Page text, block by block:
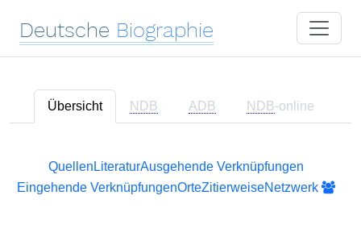
Deutsche Biographie
Übersicht NDB ADB NDB-online
Quellen LiteraturAusgehende Verknüpfungen
Eingehende VerknüpfungenOrteZitierweiseNetzwerk